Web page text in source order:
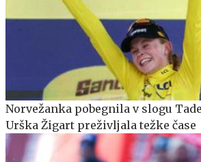
Norvežanka pobegnila v slogu
Urška Žigart preživljala težke čase